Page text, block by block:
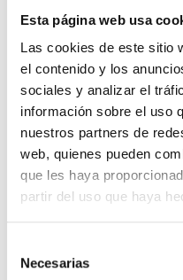
Esta página web usa
Las cookies de este sitio
el contenido y los
sociales y analizar el
información sobre el uso
nuestros partners de
web, quienes pueden
que les haya
partir del uso que haya
Necesarias
¿Me gustaría
simpatizante
a ningún
avale. ¿Qué
Quiero hacerme
Generaciones.